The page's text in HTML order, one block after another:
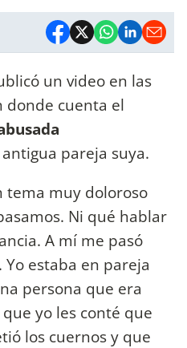
un video en las
donde cuenta el
pareja suya.
tema muy doloroso
Ni qué hablar
A mí me pasó
estaba en pareja
persona que era
yo les conté que
los cuernos y que